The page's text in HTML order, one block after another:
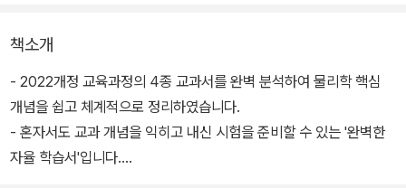
책소개
- 2022개정 교육과정의 4종 교과서를 완벽 분석하여 물리학 핵심
개념을 쉽고 체계적으로 정리하였습니다.
- 혼자서도 교과 개념을 익히고 내신 시험을 준비할 수 있는 '완벽한
자율 학습서'입니다.